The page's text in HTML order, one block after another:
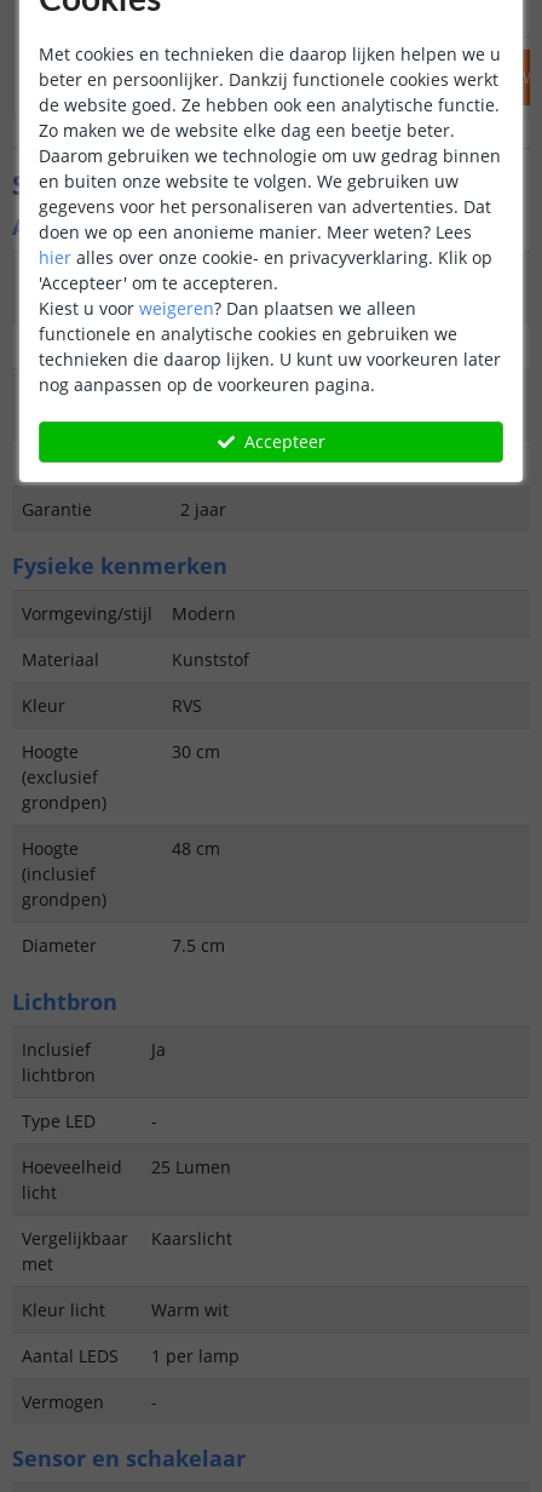
OP VOORRAAD
IN WINKELWAGEN IN
Specificaties
Algemene kenmerken
Type
buitenverlichting
Priklamp
Functie
Decoratief
Aantal lampen in
set
4
IP waarde
IP44 (Geschikt voor buiten)
Garantie
2 jaar
Fysieke kenmerken
Vormgeving/stijl
Modern
Materiaal
Kunststof
Kleur
RVS
Hoogte
(exclusief
grondpen)
30 cm
Hoogte
(inclusief
grondpen)
48 cm
Diameter 7.5 cm
Lichtbron
Inclusief
lichtbron
Ja
Type LED
-
Hoeveelheid
licht
25 Lumen
Vergelijkbaar
met
Kaarslicht
Kleur licht
Warm wit
Aantal LEDS
1 per lamp
Vermogen
-
Sensor en schakelaar
Met cookies en technieken die daarop lijken helpen we u
beter en persoonlijker. Dankzij functionele cookies werkt
de website goed. Ze hebben ook een analytische functie.
Zo maken we de website elke dag een beetje beter.
Daarom gebruiken we technologie om uw gedrag binnen
en buiten onze website te volgen. We gebruiken uw
gegevens voor het personaliseren van advertenties. Dat
doen we op een anonieme manier. Meer weten? Lees
hier alles over onze cookie- en privacyverklaring. Klik op
'Accepteer' om te accepteren.
Kiest u voor weigeren? Dan plaatsen we alleen
functionele en analytische cookies en gebruiken we
technieken die daarop lijken. U kunt uw voorkeuren later
nog aanpassen op de voorkeuren pagina.
Accepteer